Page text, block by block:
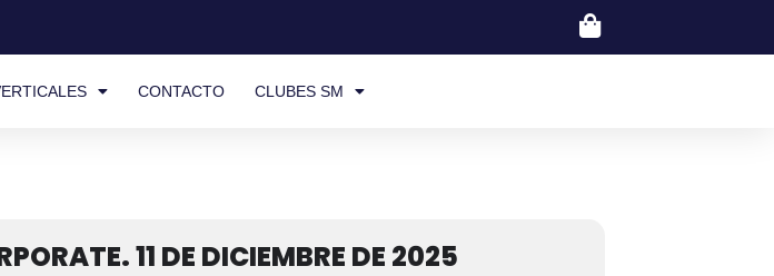
CONTACTO CLUBES SM
11 DE DICIEMBRE DE 2025